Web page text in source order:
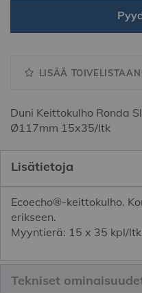
LISÄÄ TOIVELISTAAN
Duni Keittokulho Ronda
Ø117mm 15x35/ltk
Lisätietoja
Ecoecho®-keittokulho.
erikseen.
Myyntierä: 15 x 35 kpl/
Tekniset